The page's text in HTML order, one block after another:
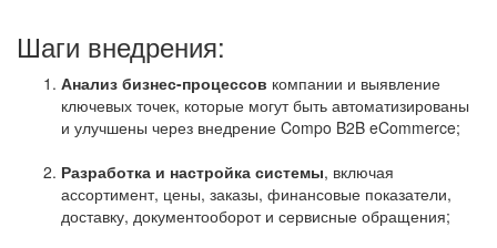
Шаги внедрения:
Анализ бизнес-процессов компании и выявление
ключевых точек, которые могут быть автоматизированы
и улучшены через внедрение Compo B2B eCommerce;
Разработка и настройка системы, включая
ассортимент, цены, заказы, финансовые показатели,
доставку, документооборот и сервисные обращения;